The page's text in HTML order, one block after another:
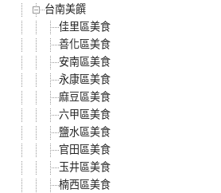
台南美饌
佳里區美食
善化區美食
安南區美食
永康區美食
麻豆區美食
六甲區美食
鹽水區美食
官田區美食
玉井區美食
楠西區美食